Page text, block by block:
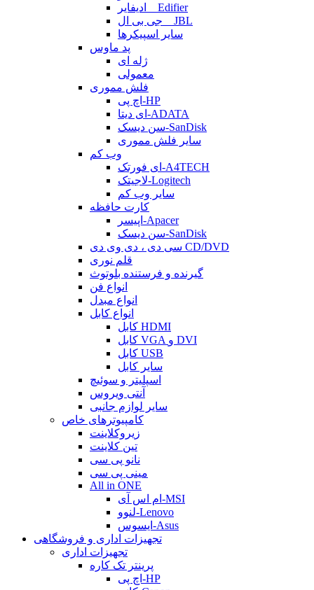
ادیفایر _ Edifier
جی بی ال _ JBL
سایر اسپیکرها
پد ماوس
ژله ای
معمولی
فلش مموری
اچ پی-HP
ای دیتا-ADATA
سن دیسک-SanDisk
سایر فلش مموری
وب کم
ای فورتک-A4TECH
لاجیتک-Logitech
سایر وب کم
کارت حافظه
اپیسر-Apacer
سن دیسک-SanDisk
سی دی ، دی وی دی CD/DVD
قلم نوری
گیرنده و فرستنده بلوتوث
انواع فن
انواع مبدل
انواع کابل
کابل HDMI
کابل VGA و DVI
کابل USB
سایر کابل
اسپلیتر و سوئیچ
آنتی ویروس
سایر لوازم جانبی
کامپیوترهای خاص
زیروکلاینت
تین کلاینت
نانو پی سی
مینی پی سی
All in ONE
ام اس آی-MSI
لنوو-Lenovo
ایسوس-Asus
تجهیزات اداری و فروشگاهی
تجهیزات اداری
پرینتر تک کاره
اچ پی-HP